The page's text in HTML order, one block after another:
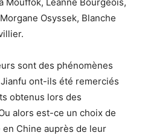
Osyssek, Blanche
sont des phénomènes
ont-ils été remerciés
obtenus lors des
alors est-ce un choix de
Chine auprès de leur